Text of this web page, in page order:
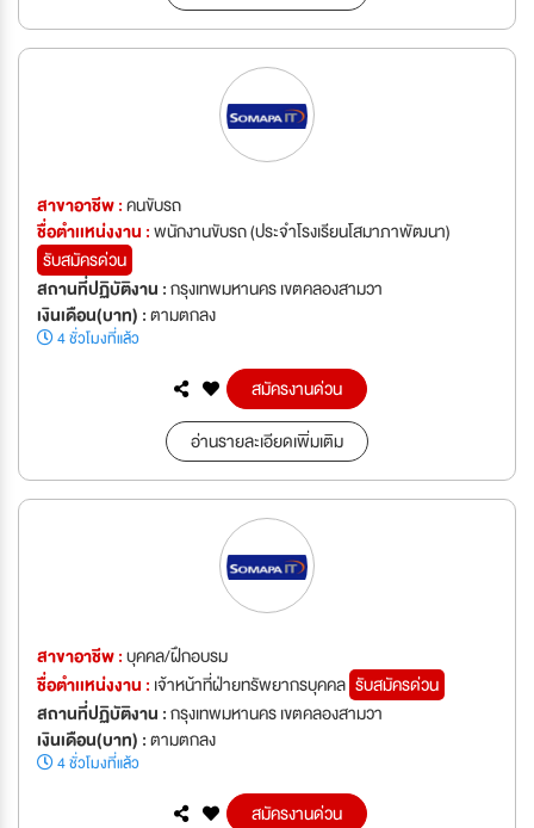
สาขาอาชีพ :คนขับรถ
ชื่อตำเเหน่งงาน :พนักงานขับรถ (ประจำโรงเรียนโสมาภาพัฒนา)
รับสมัครด่วน
สถานที่ปฏิบัติงาน :กรุงเทพมหานคร เขตคลองสามวา
เงินเดือน(บาท) :ตามตกลง
4 ชั่วโมงที่แล้ว
สมัครงานด่วน
อ่านรายละเอียดเพิ่มเติม
สาขาอาชีพ :บุคคล/ฝึกอบรม
ชื่อตำเเหน่งงาน : เจ้าหน้าที่ฝ่ายทรัพยากรบุคคล รับสมัครด่วน
สถานที่ปฏิบัติงาน :กรุงเทพมหานคร เขตคลองสามวา
เงินเดือน(บาท) :ตามตกลง
4 ชั่วโมงที่แล้ว
สมัครงานด่วน